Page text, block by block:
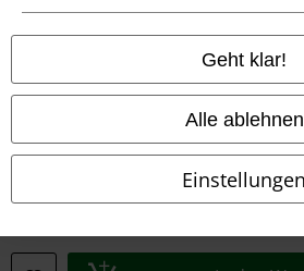
Geht klar!
Alle ablehnen
Einstellungen
© 1986-2026 E.M.P. Merchandising HGmbH
EMP France